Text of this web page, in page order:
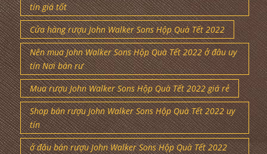
tín giá tốt
Cửa hàng rượu John Walker Sons Hộp Quà Tết 2022
Nên mua John Walker Sons Hộp Quà Tết 2022 ở đâu uy
tín Nơi bán rư
Mua rượu John Walker Sons Hộp Quà Tết 2022 giá rẻ
Shop bán rượu John Walker Sons Hộp Quà Tết 2022 uy
tín
ở đâu bán rượu John Walker Sons Hộp Quà Tết 2022